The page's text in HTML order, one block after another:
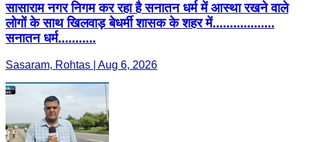
सासाराम नगर निगम कर रहा है सनातन धर्म में आस्था रखने वाले
लोगों के साथ खिलवाड़ बेधर्मी शासक के शहर में..................
सनातन धर्म...........
Sasaram, Rohtas | Aug 6, 2026